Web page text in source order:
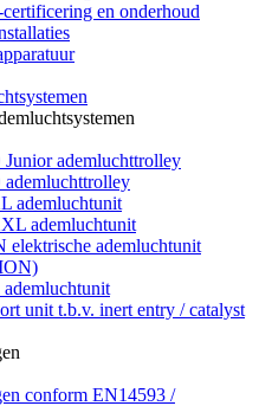
en onderhoud
ademluchttrolley
ademluchtunit
ademluchtunit
ademluchtunit
unit t.b.v. inert entry / catalyst
conform EN14593 /